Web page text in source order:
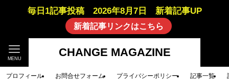
毎日1記事投稿 2026年8月7日 新着記事UP
新着記事リンクはこちら
CHANGE MAGAZINE
MENU
プロフィール お問合せフォーム プライバシーポリシー 記事一覧